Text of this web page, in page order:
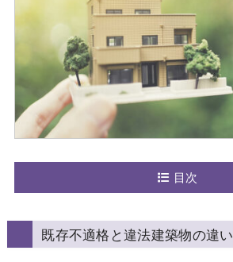
目次
既存不適格と違法建築物の違い